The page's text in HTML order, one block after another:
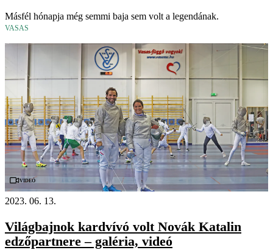
Másfél hónapja még semmi baja sem volt a legendának.
VASAS
Videó
2023. 06. 13.
Világbajnok kardvívó volt Novák Katalin
edzőpartnere – galéria, videó